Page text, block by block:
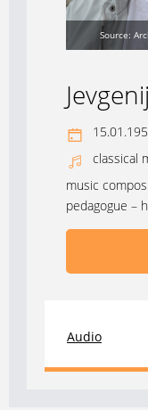
Source:
classical
music
pedagogue –
Audio